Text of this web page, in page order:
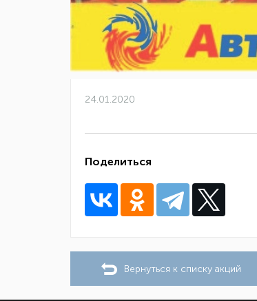
24.01.2020
Поделиться
Вернуться к списку акций